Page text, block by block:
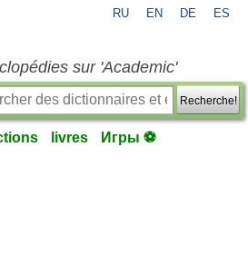
RU EN DE ES
sur 'Academic'
Recherche!
livres Игры ⚽